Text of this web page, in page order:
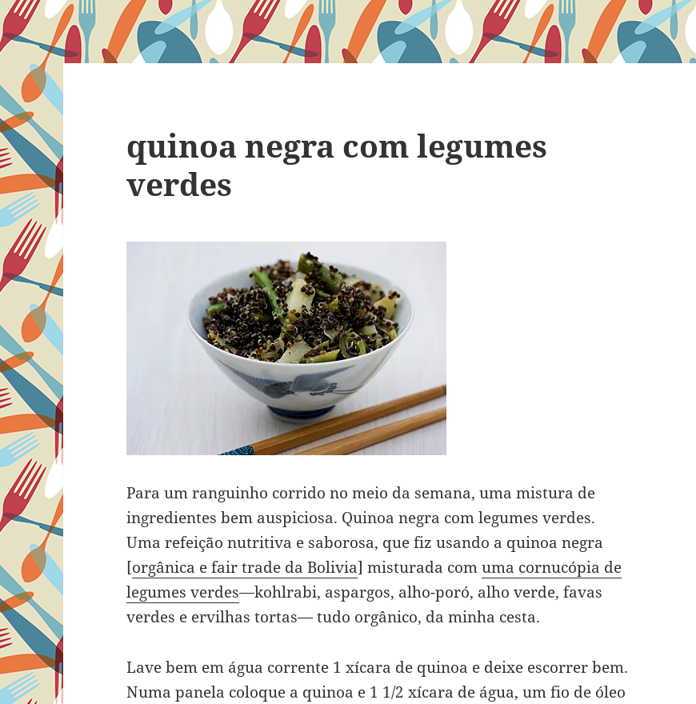
quinoa negra com legumes
verdes
Para um ranguinho corrido no meio da semana, uma mistura de
ingredientes bem auspiciosa. Quinoa negra com legumes verdes.
Uma refeição nutritiva e saborosa, que fiz usando a quinoa negra
[orgânica e fair trade da Bolivia] misturada comuma cornucópia de
legumes verdes—kohlrabi, aspargos, alho-poró, alho verde, favas
verdes e ervilhas tortas— tudo orgânico, da minha cesta.
Lave bem em água corrente 1 xícara de quinoa e deixe escorrer bem.
Numa panela coloque a quinoa e 1 1/2 xícara de água, um fio de óleo